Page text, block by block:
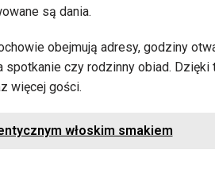
są dania.
obejmują adresy, godziny
czy rodzinny obiad. Dzięki
więcej gości.
włoskim smakiem